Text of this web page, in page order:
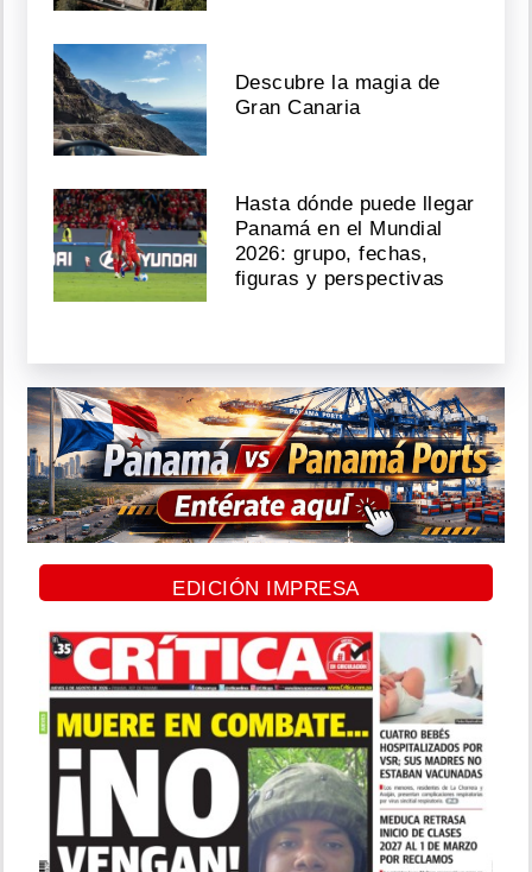
Descubre la magia de
Gran Canaria
Hasta dónde puede llegar
Panamá en el Mundial
2026: grupo, fechas,
figuras y perspectivas
EDICIÓN IMPRESA